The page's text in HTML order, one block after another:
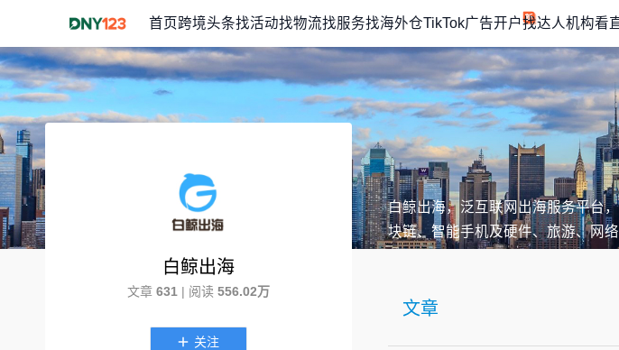
首页 跨境头条找活动找物流找服务找海外仓TikTok广告开户找达人机构看
白鲸出海
文章 631 | 阅读 556.02万
关注
白鲸出海，泛互联网出海服务平台
块链、智能手机及硬件、旅游、网
文章